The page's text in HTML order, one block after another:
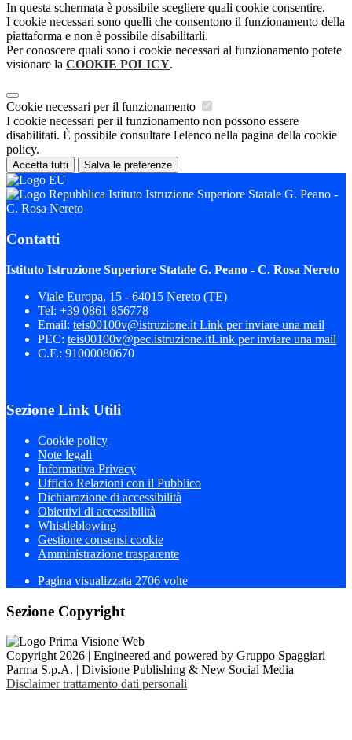
In questa schermata è possibile scegliere quali cookie consentire.
I cookie necessari sono quelli che consentono il funzionamento della
piattaforma e non è possibile disabilitarli.
Per conoscere quali sono i cookie necessari al funzionamento potete
visionare la COOKIE POLICY.
Cookie necessari per il funzionamento
I cookie necessari per il funzionamento non possono essere
disabilitati. È possibile consultare l'elenco nella pagina della cookie
policy.
Accetta tutti Salva le preferenze
Istituto Istruzione Superiore Statale G. Peano -
C. Rosa Nereto
Contatti
Istituto Istruzione Superiore Statale G. Peano - C. Rosa Nereto
Viale Europa, 15 - 64015 Nereto (TE)
Tel: +39 0861 856778
Email: teis00100v@istruzione.it Link per inviare una mail
PEC: teis00100v@pec.istruzione.itLink per inviare una mail
C.F.: 91000080670
Sezione Link Utili
Cookie policy
Note legali
Informativa Privacy
Ufficio Relazioni con il Pubblico
Dichiarazione di accessibilità
Obiettivi di accessibilità
Whistleblowing
Gestione consensi cookie
Amministrazione trasparente
Pagina visualizzata 2706 volte
Sezione Copyright
Copyright 2026 | Engineered and powered by Gruppo Spaggiari
Parma S.p.A. | Divisione Publishing & New Social Media
Disclaimer trattamento dati personali